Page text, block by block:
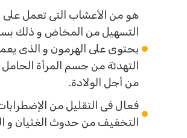
هو من الأعشاب التى تعمل
التسهيل من المخاض و ذلك
يحتوى على الهرمون و الذى
التهدئة من جسم المرأة الحامل
من أجل الولادة.
فعال فى التقليل من
التخفيف من حدوث الغثيان و